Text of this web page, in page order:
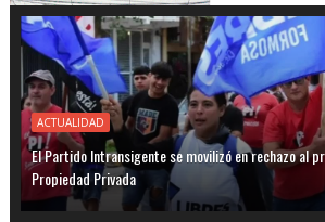
ACTUALIDAD
El Partido Intransigente se movilizó en rechazo al
Propiedad Privada